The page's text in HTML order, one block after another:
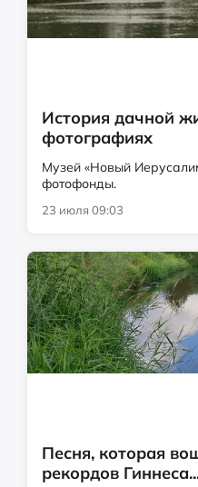
История дачной
фотографиях
Музей «Новый
фотофонды.
23 июля 09:03
Песня, которая
рекордов